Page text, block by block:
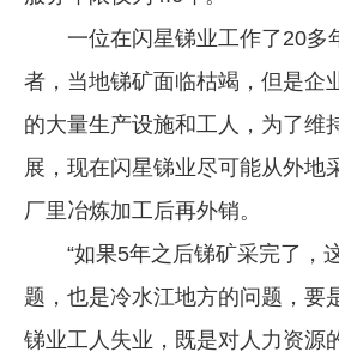
一位在闪星锑业工作了20多
者，当地锑矿面临枯竭，但是企
的大量生产设施和工人，为了维
展，现在闪星锑业尽可能从外地
厂里冶炼加工后再外销。
“如果5年之后锑矿采完了，
题，也是冷水江地方的问题，要
锑业工人失业，既是对人力资源